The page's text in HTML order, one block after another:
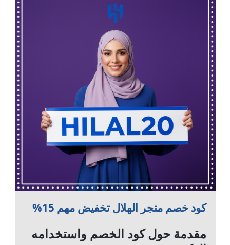
كود خصم متجر الهلال تخفيض مهم 15%
مقدمة حول كود الخصم واستخدامه